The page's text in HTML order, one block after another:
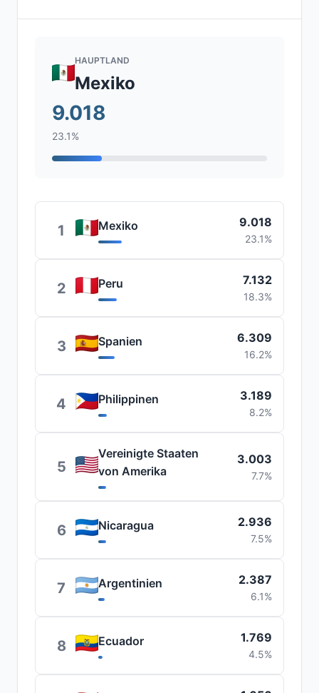
HAUPTLAND
Mexiko
9.018
23.1%
1 Mexiko 9.018
23.1%
2 Peru 7.132
18.3%
3 Spanien 6.309
16.2%
4 Philippinen 3.189
8.2%
5
Vereinigte Staaten
von Amerika
3.003
7.7%
6 Nicaragua 2.936
7.5%
7 Argentinien 2.387
6.1%
8 Ecuador 1.769
4.5%